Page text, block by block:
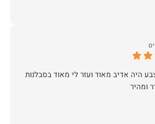
היה אדיב מאוד ועזר לי מאוד בסבלנות
ומהיר